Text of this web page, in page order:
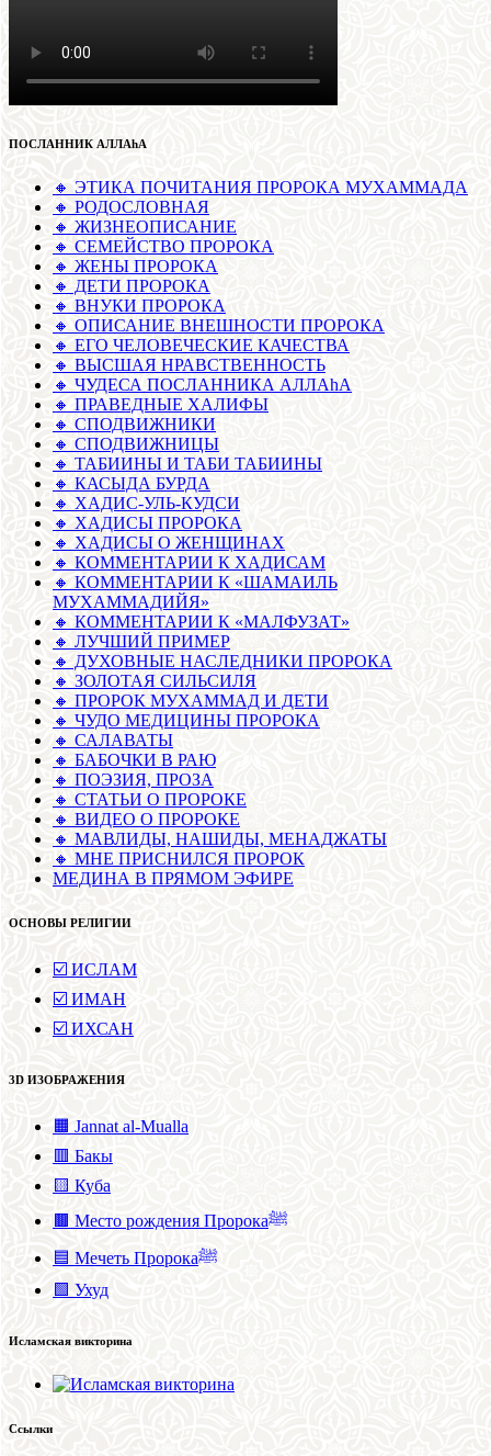
ПОСЛАННИК АЛЛАhА
🔸 ЭТИКА ПОЧИТАНИЯ ПРОРОКА МУХАММАДА
🔸 РОДОСЛОВНАЯ
🔸 ЖИЗНЕОПИСАНИЕ
🔸 СЕМЕЙСТВО ПРОРОКА
🔸 ЖЕНЫ ПРОРОКА
🔸 ДЕТИ ПРОРОКА
🔸 ВНУКИ ПРОРОКА
🔸 ОПИСАНИЕ ВНЕШНОСТИ ПРОРОКА
🔸 ЕГО ЧЕЛОВЕЧЕСКИЕ КАЧЕСТВА
🔸 ВЫСШАЯ НРАВСТВЕННОСТЬ
🔸 ЧУДЕСА ПОСЛАННИКА АЛЛАhА
🔸 ПРАВЕДНЫЕ ХАЛИФЫ
🔸 СПОДВИЖНИКИ
🔸 СПОДВИЖНИЦЫ
🔸 ТАБИИНЫ И ТАБИ ТАБИИНЫ
🔸 КАСЫДА БУРДА
🔸 ХАДИС-УЛЬ-КУДСИ
🔸 ХАДИСЫ ПРОРОКА
🔸 ХАДИСЫ О ЖЕНЩИНАХ
🔸 КОММЕНТАРИИ К ХАДИСАМ
🔸 КОММЕНТАРИИ К «ШАМАИЛЬ
МУХАММАДИЙЯ»
🔸 КОММЕНТАРИИ К «МАЛФУЗАТ»
🔸 ЛУЧШИЙ ПРИМЕР
🔸 ДУХОВНЫЕ НАСЛЕДНИКИ ПРОРОКА
🔸 ЗОЛОТАЯ СИЛЬСИЛЯ
🔸 ПРОРОК МУХАММАД И ДЕТИ
🔸 ЧУДО МЕДИЦИНЫ ПРОРОКА
🔸 САЛАВАТЫ
🔸 БАБОЧКИ В РАЮ
🔸 ПОЭЗИЯ, ПРОЗА
🔸 СТАТЬИ О ПРОРОКЕ
🔸 ВИДЕО О ПРОРОКЕ
🔸 МАВЛИДЫ, НАШИДЫ, МЕНАДЖАТЫ
🔸 МНЕ ПРИСНИЛСЯ ПРОРОК
МЕДИНА В ПРЯМОМ ЭФИРЕ
ОСНОВЫ РЕЛИГИИ
☑️ ИСЛАМ
☑️ ИМАН
☑️ ИХСАН
3D ИЗОБРАЖЕНИЯ
🟧 Jannat al-Mualla
🟥 Бакы
🟨 Куба
🟫 Место рождения Пророкаﷺ
🟦 Мечеть Пророкаﷺ
🟩 Ухуд
Исламская викторина
Ссылки